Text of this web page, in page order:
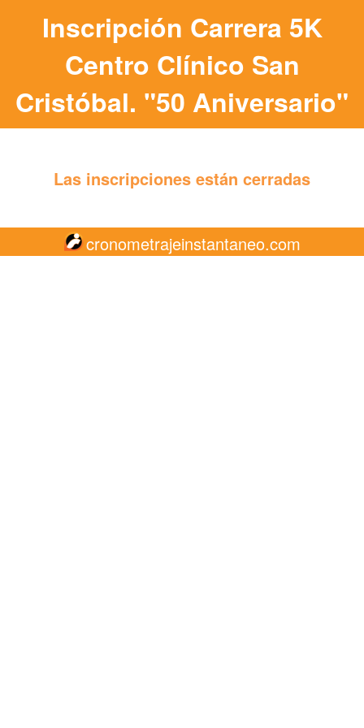
Inscripción Carrera 5K
Centro Clínico San
Cristóbal. "50 Aniversario"
Las inscripciones están cerradas
cronometrajeinstantaneo.com